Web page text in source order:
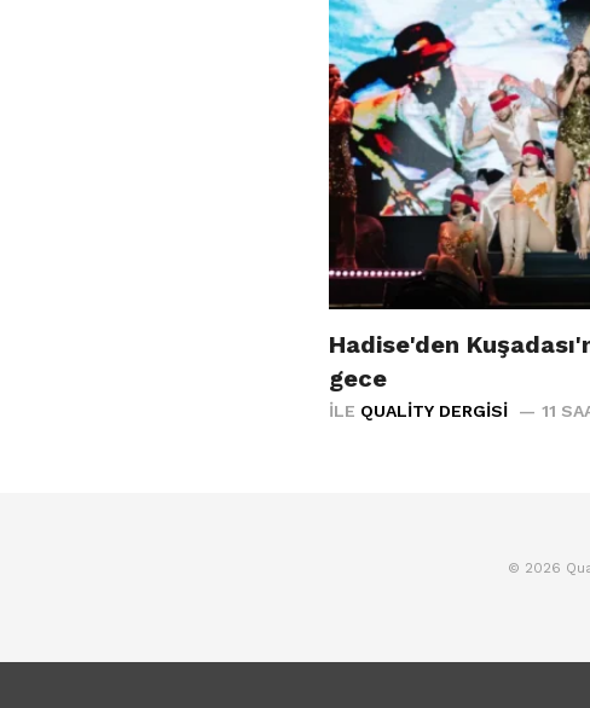
Hadise'den
gece
İLE QUALITY DERGISI 11
© 2026